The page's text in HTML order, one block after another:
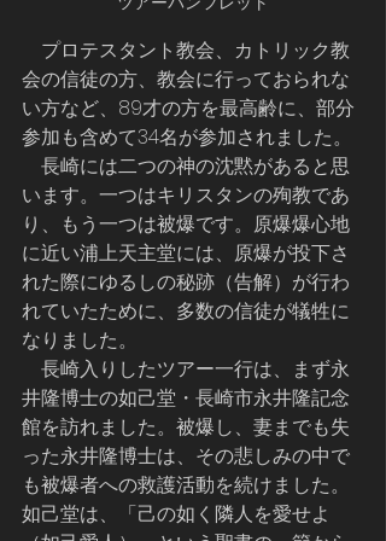
会の信徒の方、教会に行っておられな
い方など、89才の方を最高齢に、部分
参加も含めて34名が参加されました。
長崎には二つの神の沈黙があると思
います。一つはキリスタンの殉教であ
り、もう一つは被爆です。原爆爆心地
に近い浦上天主堂には、原爆が投下さ
れた際にゆるしの秘跡（告解）が行わ
れていたために、多数の信徒が犠牲に
なりました。
井隆博士の如己堂・長崎市永井隆記念
館を訪れました。被爆し、妻までも失
った永井隆博士は、その悲しみの中で
も被爆者への救護活動を続けました。
如己堂は、「己の如く隣人を愛せよ